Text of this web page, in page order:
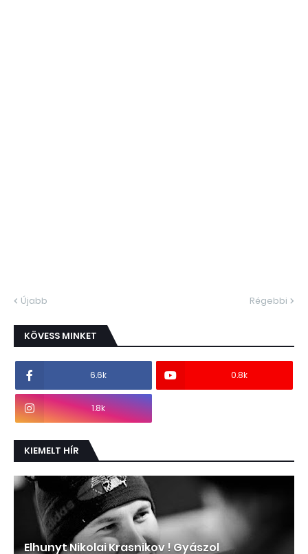
Újabb Régebbi
KÖVESS MINKET
6.6k 0.8k
1.8k
KIEMELT HÍR
Elhunyt Nikolai Krasnikov ! Gyászol